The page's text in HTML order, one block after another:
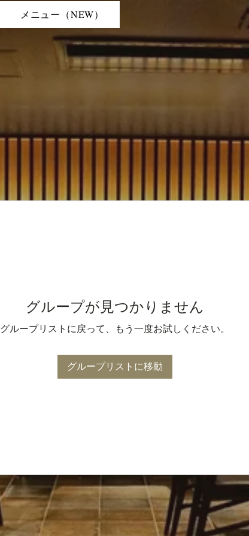
メニュー（NEW）
グループが見つかりません
グループリストに戻って、もう一度お試しください。
グループリストに移動